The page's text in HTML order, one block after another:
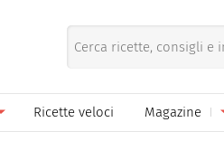
Ricette veloci Magazine